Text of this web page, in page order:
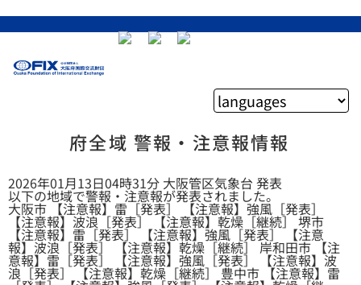
府全域 警報・注意報情報
2026年01月13日04時31分 大阪管区気象台 発表
以下の地域で警報・注意報が発表されました。
大阪市 【注意報】雷［発表］ 【注意報】強風［発表］
【注意報】波浪［発表］ 【注意報】乾燥［継続］ 堺市
【注意報】雷［発表］ 【注意報】強風［発表］ 【注意
報】波浪［発表］ 【注意報】乾燥［継続］ 岸和田市 【注
意報】雷［発表］ 【注意報】強風［発表］ 【注意報】波
浪［発表］ 【注意報】乾燥［継続］ 豊中市 【注意報】雷